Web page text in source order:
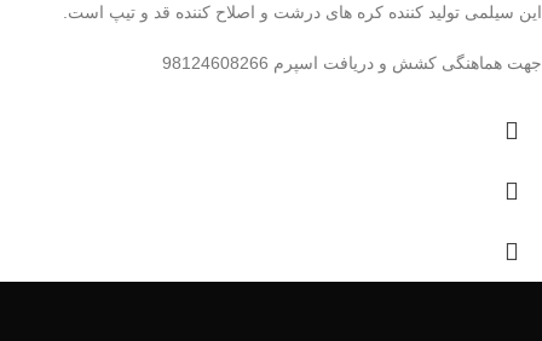
این سیلمی تولید کننده کره های درشت و اصلاح کننده قد و تیپ است.
جهت هماهنگی کشش و دریافت اسپرم 98124608266